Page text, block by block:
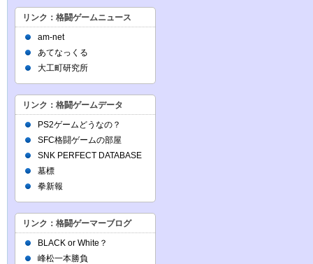
リンク：格闘ゲームニュース
am-net
あてなっくる
大工町研究所
リンク：格闘ゲームデータ
PS2ゲームどうなの？
SFC格闘ゲームの部屋
SNK PERFECT DATABASE
墓標
拳新報
リンク：格闘ゲーマーブログ
BLACK or White？
峰松一本勝負